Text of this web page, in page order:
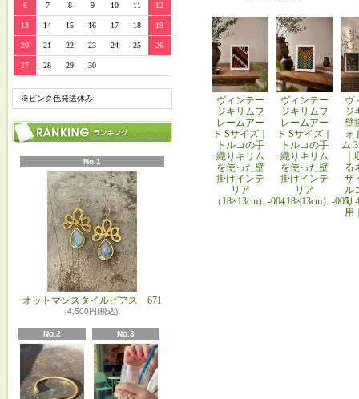
6 7 8 9 10 11 12
13 14 15 16 17 18 19
20 21 22 23 24 25 26
27 28 29 30
※ピンク色発送休み
No.1
オットマンスタイルピアス 671
4,500円(税込)
No.2 No.3
ヴィンテー
ジキリムフ
レームアー
ト Sサイズ｜
トルコの手
織りキリム
を使った壁
掛けインテ
リア
（18×13cm）-004
ヴィンテー
ジキリムフ
レームアー
ト Sサイズ｜
トルコの手
織りキリム
を使った壁
掛けインテ
リア
（18×13cm）-005
ヴ
ジ
壁
ォ
ム
る
ザ
ル
り
用